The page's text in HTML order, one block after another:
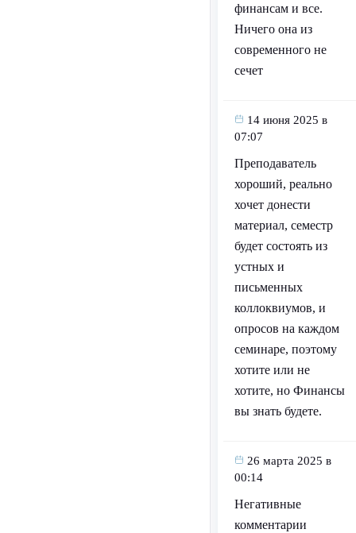
финансам и все.
Ничего она из
современного не
сечет
14 июня 2025 в
07:07
Преподаватель
хороший, реально
хочет донести
материал, семестр
будет состоять из
устных и
письменных
коллоквиумов, и
опросов на каждом
семинаре, поэтому
хотите или не
хотите, но Финансы
вы знать будете.
26 марта 2025 в
00:14
Негативные
комментарии